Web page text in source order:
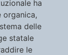
ha
organica,
delle
statale
le